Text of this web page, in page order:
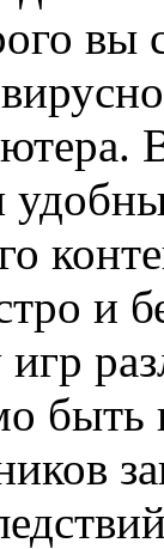
вы
и